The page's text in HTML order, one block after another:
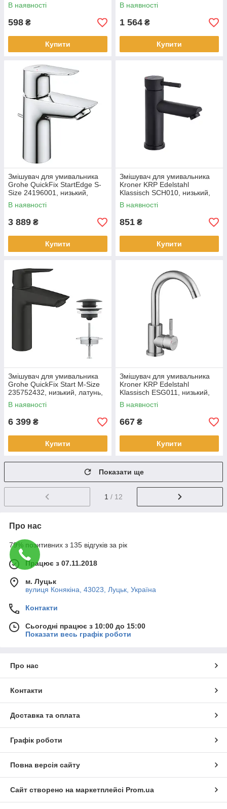
В наявності
598 ₴
Купити
В наявності
1 564 ₴
Купити
Змішувач для умивальника
Grohe QuickFix StartEdge S-
Size 24196001, низький,
латунь, хром
В наявності
3 889 ₴
Купити
Змішувач для умивальника
Kroner KRP Edelstahl
Klassisch SCH010, низький,
нержавіюча сталь, чорний
матовий
В наявності
851 ₴
Купити
Змішувач для умивальника
Grohe QuickFix Start M-Size
235752432, низький, латунь,
чорний матовий
В наявності
6 399 ₴
Купити
Змішувач для умивальника
Kroner KRP Edelstahl
Klassisch ESG011, низький,
нержавіюча сталь, сталевий
брашований
В наявності
667 ₴
Купити
Показати ще
1 / 12
Про нас
79% позитивних з 135 відгуків за рік
Працює з 07.11.2018
м. Луцьк
вулиця Конякіна, 43023, Луцьк, Україна
Контакти
Сьогодні працює з 10:00 до 15:00
Показати весь графік роботи
Про нас
Контакти
Доставка та оплата
Графік роботи
Повна версія сайту
Сайт створено на маркетплейсі Prom.ua